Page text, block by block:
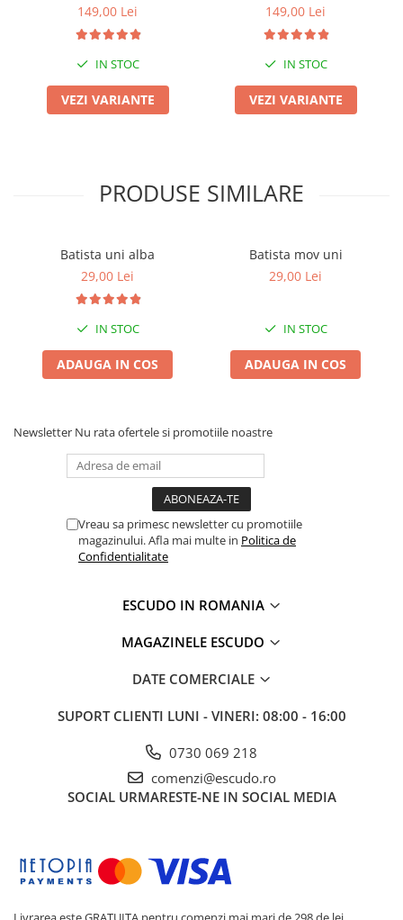
149,00 Lei
IN STOC
VEZI VARIANTE
149,00 Lei
IN STOC
VEZI VARIANTE
PRODUSE SIMILARE
Batista uni alba
29,00 Lei
IN STOC
ADAUGA IN COS
Batista mov uni
29,00 Lei
IN STOC
ADAUGA IN COS
Newsletter Nu rata ofertele si promotiile noastre
Vreau sa primesc newsletter cu promotiile
magazinului. Afla mai multe in Politica de
Confidentialitate
ESCUDO IN ROMANIA
MAGAZINELE ESCUDO
DATE COMERCIALE
SUPORT CLIENTI LUNI - VINERI: 08:00 - 16:00
0730 069 218
comenzi@escudo.ro
SOCIAL URMARESTE-NE IN SOCIAL MEDIA